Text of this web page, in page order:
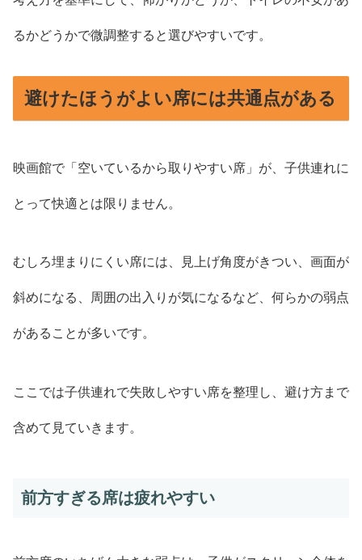
るかどうかで微調整すると選びやすいです。
避けたほうがよい席には共通点がある
映画館で「空いているから取りやすい席」が、子供連れに
とって快適とは限りません。
むしろ埋まりにくい席には、見上げ角度がきつい、画面が
斜めになる、周囲の出入りが気になるなど、何らかの弱点
があることが多いです。
ここでは子供連れで失敗しやすい席を整理し、避け方まで
含めて見ていきます。
前方すぎる席は疲れやすい